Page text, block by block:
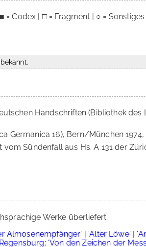
■ = Codex | □ = Fragment | ○ = Sonstiges
Handschriften (Bibliothek
Germanica 16), Bern/München 1974,
vom Sündenfall aus Hs. A 131 der
Werke überliefert.
Almosenempfänger' | 'Alter Löwe' |
'Von den Zeichen der